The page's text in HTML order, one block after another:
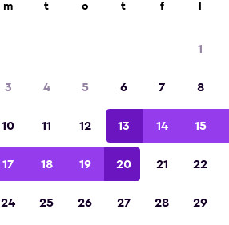
m t o t f
1
3 4 5 6 7 8
10 11 12 13 14 15
17 18 19 20 21 22
24 25 26 27 28 29